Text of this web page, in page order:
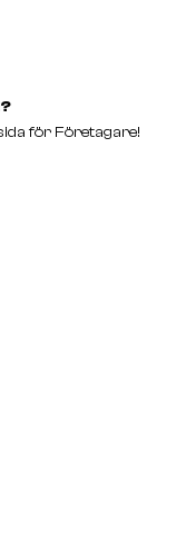
för Företagare!